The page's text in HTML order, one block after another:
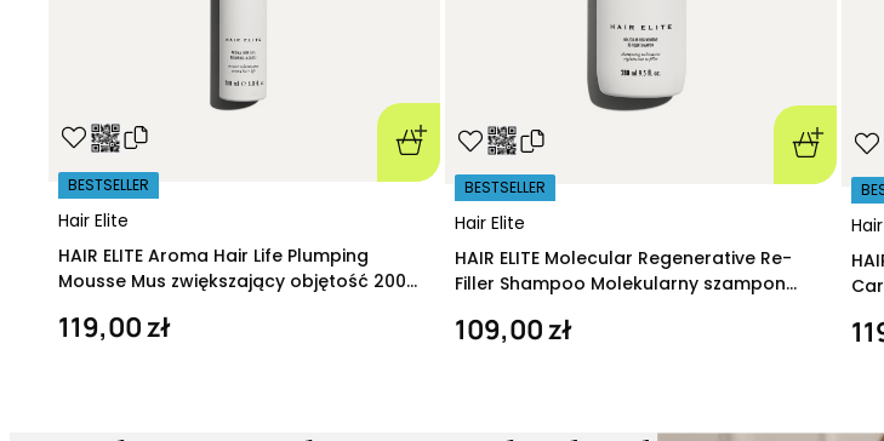
Hair Elite
BESTSELLER
HAIR ELITE Aroma Hair Life Plumping
Mousse Mus zwiększający objętość 200
119,00 zł
Hair Elite
BESTSELLER
HAIR ELITE Molecular Regenerative Re-
Filler Shampoo Molekularny szampon
109,00 zł